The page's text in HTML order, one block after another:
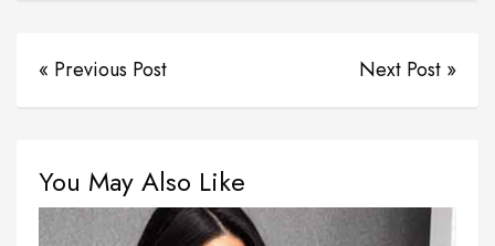
« Previous Post Next Post »
You May Also Like